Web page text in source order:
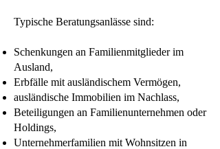
Typische Beratungsanlässe sind:
Schenkungen an Familienmitglieder im
Ausland,
Erbfälle mit ausländischem Vermögen,
ausländische Immobilien im Nachlass,
Beteiligungen an Familienunternehmen oder
Holdings,
Unternehmerfamilien mit Wohnsitzen in